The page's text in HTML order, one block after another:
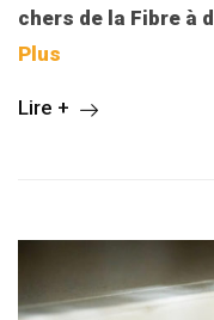
chers de la Fibre à
Plus
Lire +